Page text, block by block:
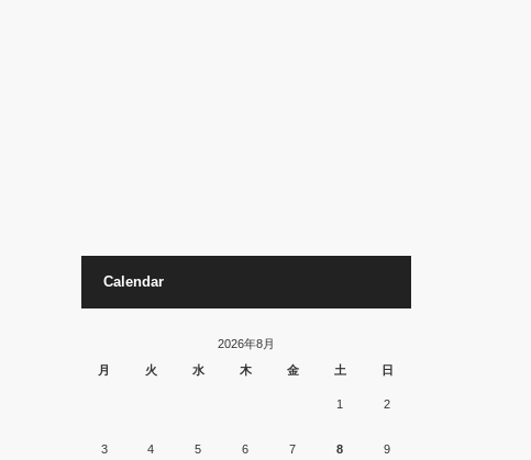
Calendar
2026年8月
月
火 水 木 金 土 日
1 2
3 4 5 6 7 8 9